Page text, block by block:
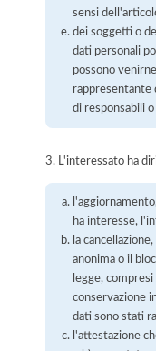
sensi
dei soggetti o
dati personali
possono
rappresentante
di responsabili
3. L'interessato ha
ha interesse,
la
anonima o il
legge,
conservazione
dati sono stati
l'attestazione